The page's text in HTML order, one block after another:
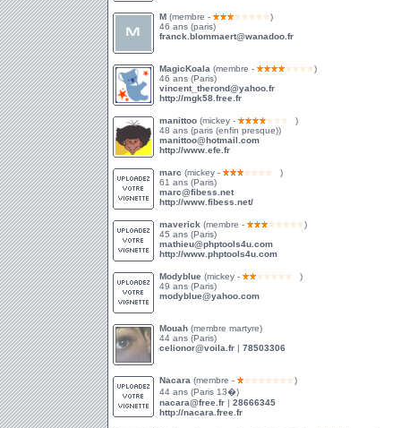
M (membre -
)
46 ans (paris)
franck.blommaert@wanadoo.fr
MagicKoala (membre -
)
46 ans (Paris)
vincent_therond@yahoo.fr
http://mgk58.free.fr
manittoo (mickey -
)
48 ans (paris (enfin presque))
manittoo@hotmail.com
http://www.efe.fr
marc (mickey -
)
61 ans (Paris)
marc@fibess.net
http://www.fibess.net/
maverick (membre -
)
45 ans (Paris)
mathieu@phptools4u.com
http://www.phptools4u.com
Modyblue (mickey -
)
49 ans (Paris)
modyblue@yahoo.com
Mouah (membre martyre)
44 ans (Paris)
celionor@voila.fr | 78503306
Nacara (membre -
)
44 ans (Paris 13�)
nacara@free.fr | 28666345
http://nacara.free.fr